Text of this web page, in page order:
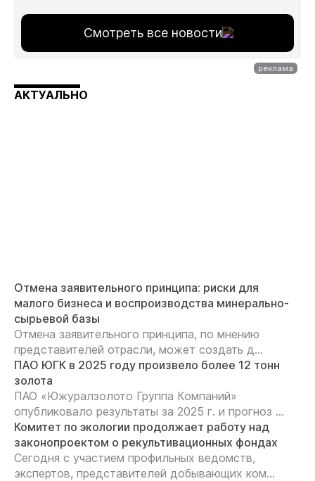
Смотреть все новости
АКТУАЛЬНО
Отмена заявительного принципа: риски для
малого бизнеса и воспроизводства минерально-
сырьевой базы
Отмена заявительного принципа, по мнению
представителей отрасли, может создать д...
ПАО ЮГК в 2025 году произвело более 12 тонн
золота
ПАО «Южуралзолото Группа Компаний»
опубликовало результаты за 2025 г. и прогноз ...
Комитет по экологии продолжает работу над
законопроектом о рекультивационных фондах
Сегодня с участием профильных ведомств,
экспертов, представителей добывающих ком...